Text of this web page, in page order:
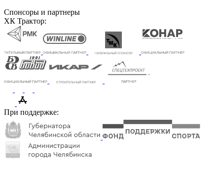
Спонсоры и партнеры
ХК Трактор:
При поддержке: